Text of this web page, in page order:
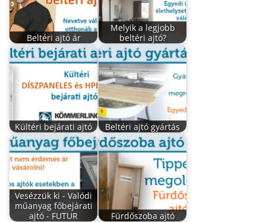
Beltéri ajtó ár
Melyik a legjobb
beltéri ajtó?
Kültéri bejárati ajtó Beltéri ajtó gyártás
Vesézzük ki - Valódi
műanyag főbejárati
ajtó - FUTUR
Fürdőszoba ajtó